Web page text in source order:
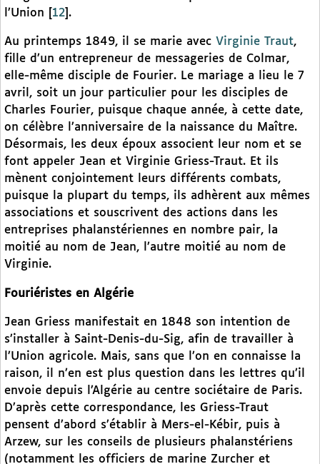
l’Union
12 .
Au printemps 1849, il se marie avec Virginie Traut,
fille d’un entrepreneur de messageries de Colmar,
elle-même disciple de Fourier. Le mariage a lieu le 7
avril, soit un jour particulier pour les disciples de
Charles Fourier, puisque chaque année, à cette date,
on célèbre l’anniversaire de la naissance du Maître.
Désormais, les deux époux associent leur nom et se
font appeler Jean et Virginie Griess-Traut. Et ils
mènent conjointement leurs différents combats,
puisque la plupart du temps, ils adhèrent aux mêmes
associations et souscrivent des actions dans les
entreprises phalanstériennes en nombre pair, la
moitié au nom de Jean, l’autre moitié au nom de
Virginie.
Fouriéristes en Algérie
Jean Griess manifestait en 1848 son intention de
s’installer à Saint-Denis-du-Sig, afin de travailler à
l’Union agricole. Mais, sans que l’on en connaisse la
raison, il n’en est plus question dans les lettres qu’il
envoie depuis l’Algérie au centre sociétaire de Paris.
D’après cette correspondance, les Griess-Traut
pensent d’abord s’établir à Mers-el-Kébir, puis à
Arzew, sur les conseils de plusieurs phalanstériens
(notamment les officiers de marine Zurcher et